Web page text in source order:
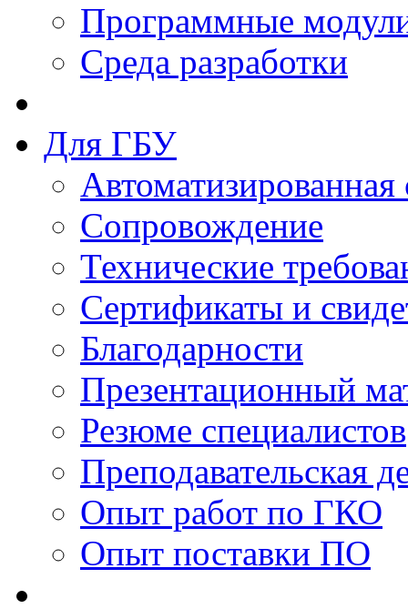
Программные
Среда разработки
Для ГБУ
Сопровождение
Технические
Сертификаты и
Благодарности
Презентационный
Резюме специалистов
Преподавательская
Опыт работ по ГКО
Опыт поставки ПО